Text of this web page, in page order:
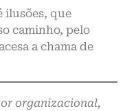
ilusões, que
caminho, pelo
a chama de
organizacional,